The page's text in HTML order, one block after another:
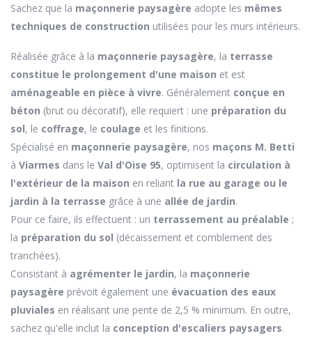
Sachez que la maçonnerie paysagère adopte les mêmes
techniques de construction utilisées pour les murs intérieurs.
Réalisée grâce à la maçonnerie paysagère, la terrasse
constitue le prolongement d'une maison et est
aménageable en pièce à vivre. Généralement conçue en
béton (brut ou décoratif), elle requiert : une préparation du
sol, le coffrage, le coulage et les finitions.
Spécialisé en maçonnerie paysagère, nos maçons M. Betti
à Viarmes dans le Val d'Oise 95, optimisent la circulation à
l'extérieur de la maison en reliant la rue au garage ou le
jardin à la terrasse grâce à une allée de jardin.
Pour ce faire, ils effectuent : un terrassement au préalable ;
la préparation du sol (décaissement et comblement des
tranchées).
Consistant à agrémenter le jardin, la maçonnerie
paysagère prévoit également une évacuation des eaux
pluviales en réalisant une pente de 2,5 % minimum. En outre,
sachez qu'elle inclut la conception d'escaliers paysagers.